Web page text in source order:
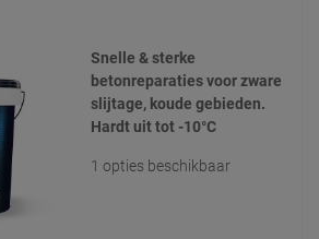
Snelle & sterke
betonreparaties voor zware
slijtage, koude gebieden.
Hardt uit tot -10°C
1 opties beschikbaar